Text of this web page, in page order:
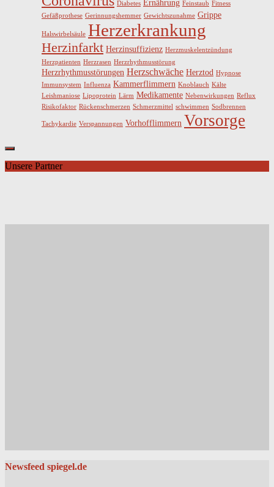
Diabetes Ernährung Feinstaub Fitness
Gefäßprothese Gerinnungshemmer Gewichtszunahme Grippe
Halswirbelsäule Herzerkrankung
Herzinfarkt Herzinsuffizienz Herzmuskelentzündung
Herzpatienten Herzrasen Herzrhythmusstörung
Herzrhythmusstörungen Herzschwäche Herztod Hypnose
Immunsystem Influenza Kammerflimmern Knoblauch Kälte
Leishmaniose Lipoprotein Lärm Medikamente Nebenwirkungen Reflux
Risikofaktor Rückenschmerzen Schmerzmittel schwimmen Sodbrennen
Tachykardie Verspannungen Vorhofflimmern Vorsorge
Unsere Partner
Newsfeed spiegel.de